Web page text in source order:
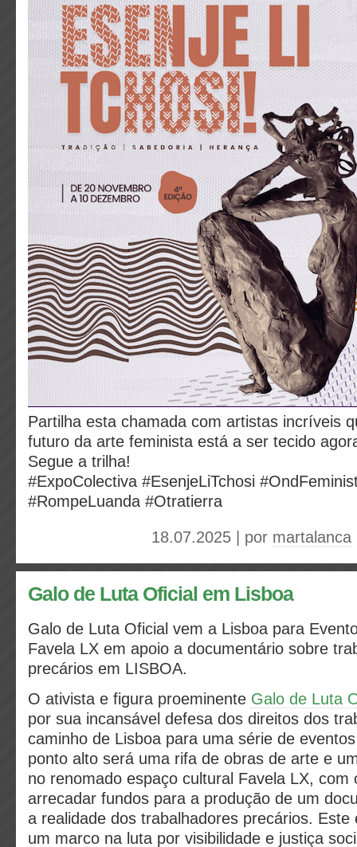
Partilha esta chamada com artistas incríveis
futuro da arte feminista está a ser tecido
Segue a trilha!
#ExpoColectiva #EsenjeLiTchosi
#RompeLuanda #Otratierra
18.07.2025 | por martalanca
Galo de Luta Oficial em Lisboa
Galo de Luta Oficial vem a Lisboa para
Favela LX em apoio a documentário sobre
precários em LISBOA.
O ativista e figura proeminente Galo de Luta
por sua incansável defesa dos direitos dos
caminho de Lisboa para uma série de
ponto alto será uma rifa de obras de arte e
no renomado espaço cultural Favela LX, com
arrecadar fundos para a produção de um
a realidade dos trabalhadores precários. Este
um marco na luta por visibilidade e justiça